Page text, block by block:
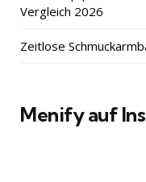
Vergleich 2026
Zeitlose
Menify auf